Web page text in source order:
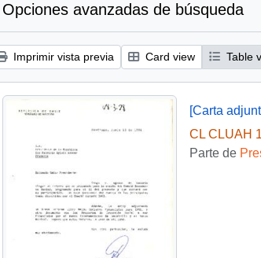
Opciones avanzadas de búsqueda
Imprimir vista previa Card view Table
[Carta
CL CLUAH
Parte de